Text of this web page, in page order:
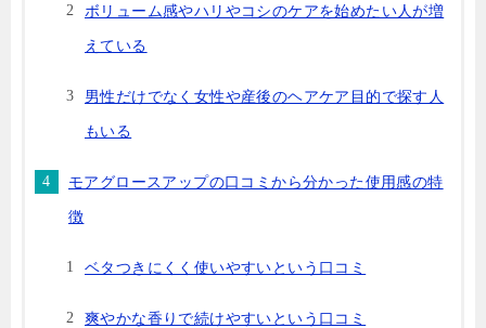
ボリューム感やハリやコシのケアを始めたい人が増
えている
男性だけでなく女性や産後のヘアケア目的で探す人
もいる
モアグロースアップの口コミから分かった使用感の特
徴
ベタつきにくく使いやすいという口コミ
爽やかな香りで続けやすいという口コミ